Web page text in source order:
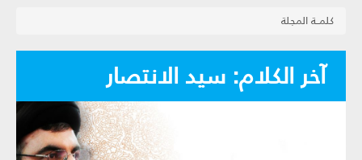
كلمــة المجلة
آخر الكلام: سيد الانتصار